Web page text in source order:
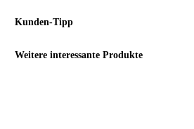
Kunden-Tipp
Weitere interessante Produkte